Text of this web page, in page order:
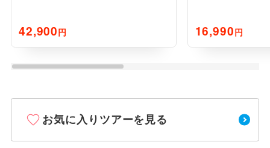
42,900円 16,990円
お気に入りツアーを見る